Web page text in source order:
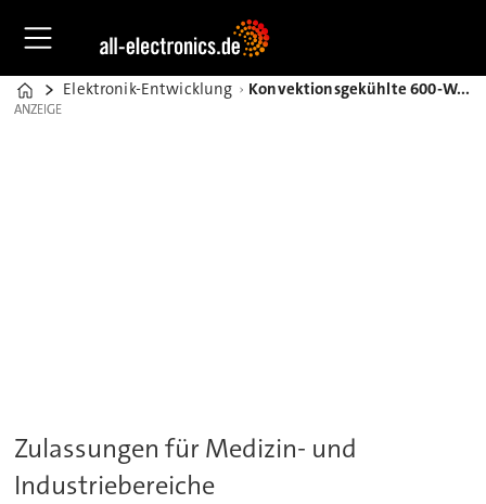
Home
Elektronik-Entwicklung Konvektionsgekühlte 600-Watt-Einbaunetzteile von TDK Lambda
ANZEIGE
ANZEIGE
Zulassungen für Medizin- und
Industriebereiche